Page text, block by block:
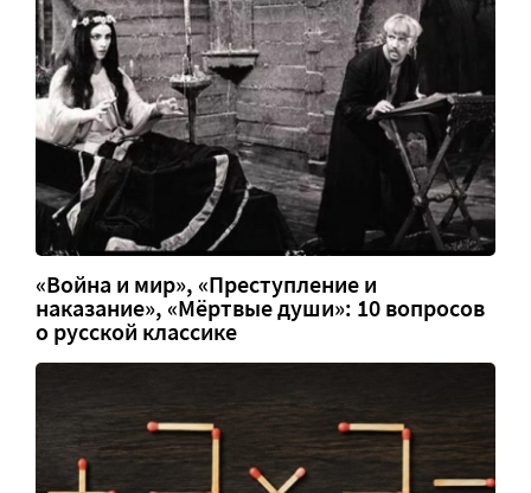
«Война и мир», «Преступление и
наказание», «Мёртвые души»: 10 вопросов
о русской классике